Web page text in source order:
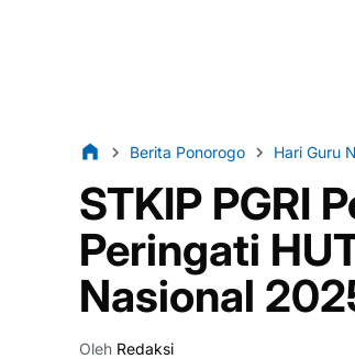
Berita Ponorogo Hari Guru
STKIP PGRI
Peringati
Nasional
Oleh Redaksi